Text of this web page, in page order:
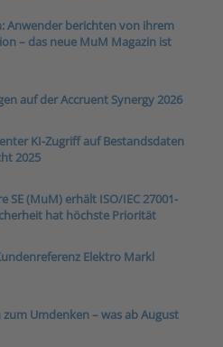
Anwender berichten von ihrem
– das neue MuM Magazin ist
auf der Accruent Synergy 2026
KI-Zugriff auf Bestandsdaten
2025
SE (MuM) erhält ISO/IEC 27001-
hat höchste Priorität
Elektro Markl
Umdenken – was ab August